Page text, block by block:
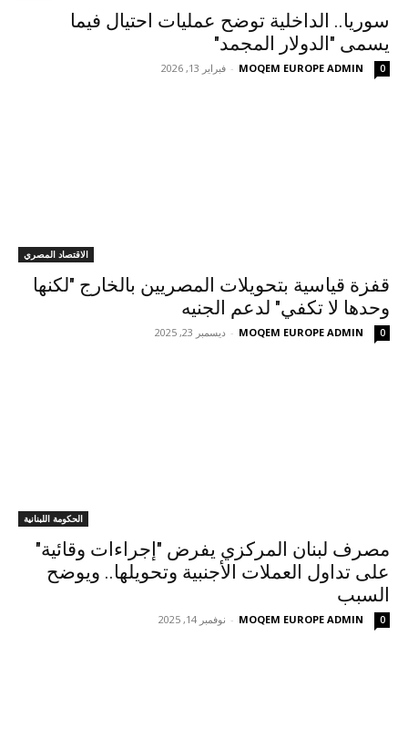
سوريا.. الداخلية توضح عمليات احتيال فيما
يسمى "الدولار المجمد"
MOQEM EUROPE ADMIN
- فبراير 13, 2026 0
الاقتصاد المصري
قفزة قياسية بتحويلات المصريين بالخارج "لكنها
وحدها لا تكفي" لدعم الجنيه
MOQEM EUROPE ADMIN
- ديسمبر 23, 2025 0
الحكومة اللبنانية
مصرف لبنان المركزي يفرض "إجراءات وقائية"
على تداول العملات الأجنبية وتحويلها.. ويوضح
السبب
MOQEM EUROPE ADMIN
- نوفمبر 14, 2025 0